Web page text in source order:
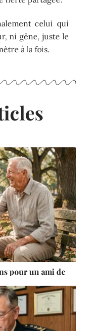
celui qui
ni gêne, juste le
à la fois.
pour un ami de